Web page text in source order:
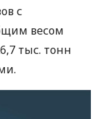
с
весом
тыс. тонн